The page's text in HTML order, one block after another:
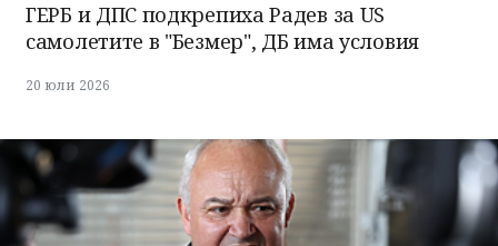
ГЕРБ и ДПС подкрепиха Радев за US
самолетите в "Безмер", ДБ има условия
20 юли 2026